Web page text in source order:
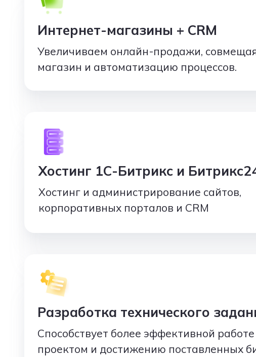
Интернет-магазины + CRM
Увеличиваем онлайн-продажи,
магазин и автоматизацию процессов.
Хостинг 1С-Битрикс и
Хостинг и администрирование сайтов,
корпоративных порталов и CRM
Разработка технического
Способствует более эффективной
проектом и достижению поставленных